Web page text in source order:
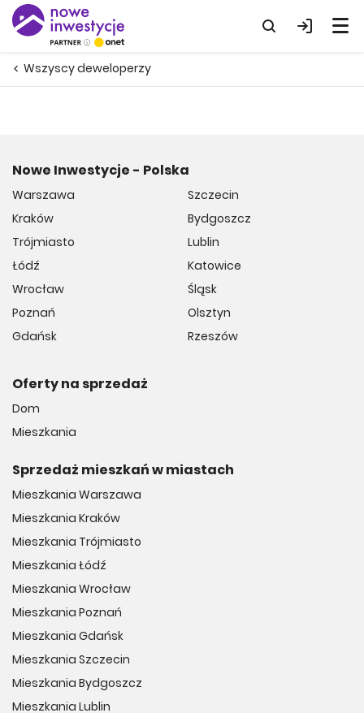
Wszyscy deweloperzy
Nowe Inwestycje - Polska
Warszawa
Kraków
Trójmiasto
Łódź
Wrocław
Poznań
Gdańsk
Szczecin
Bydgoszcz
Lublin
Katowice
Śląsk
Olsztyn
Rzeszów
Oferty na sprzedaż
Dom
Mieszkania
Sprzedaż mieszkań w miastach
Mieszkania Warszawa
Mieszkania Kraków
Mieszkania Trójmiasto
Mieszkania Łódź
Mieszkania Wrocław
Mieszkania Poznań
Mieszkania Gdańsk
Mieszkania Szczecin
Mieszkania Bydgoszcz
Mieszkania Lublin